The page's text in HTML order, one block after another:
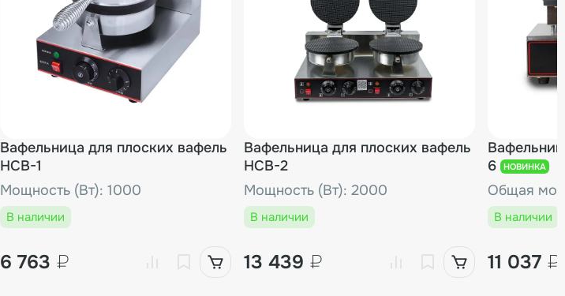
Вафельница для плоских вафель
HCB-1
Мощность (Вт): 1000
В наличии
6 763 ₽
Вафельница для плоских вафель
HCB-2
Мощность (Вт): 2000
В наличии
13 439 ₽
6
НОВИНКА
Общая
В наличии
11 037 ₽